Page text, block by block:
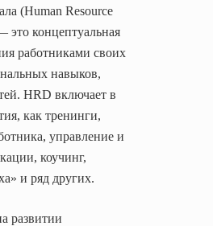
(Human Resource
это концептуальная
работниками своих
навыков,
HRD включает в
как тренинги,
управление и
коучинг,
и ряд других.
развитии